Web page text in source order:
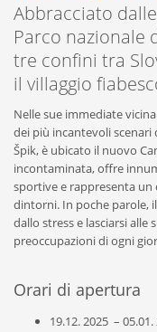
Abbracciato
Parco nazionale
tre confini tra
il villaggio
Nelle sue immediate
dei più incantevoli
Špik, è ubicato il nuovo
incontaminata, offre
sportive e rappresenta
dintorni. In poche parole,
dallo stress e lasciarsi alle
preoccupazioni di ogni
Orari di apertura
19.12. 2025 – 05.01.